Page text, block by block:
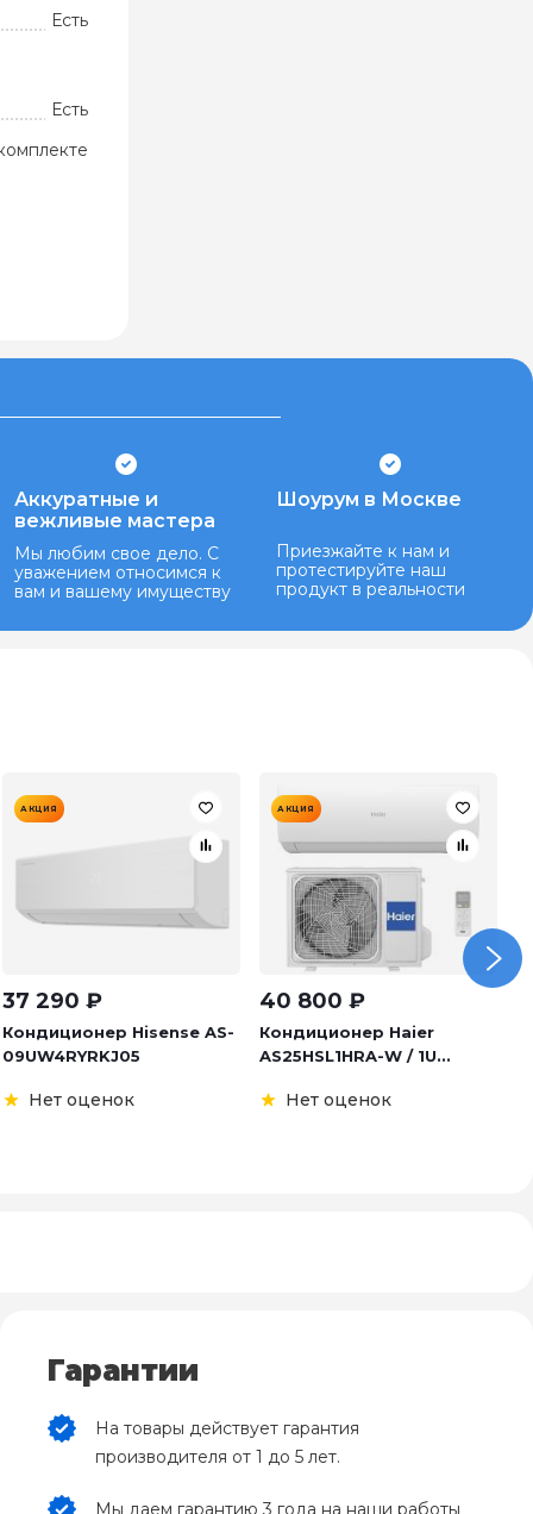
Есть
Есть
Аккуратные и
вежливые мастера
Мы любим свое дело. С
уважением относимся к
вам и вашему имуществу
Шоурум в Москве
Приезжайте к нам и
протестируйте наш
продукт в реальности
АКЦИЯ
37 290 ₽
Кондиционер Hisense AS-
09UW4RYRKJ05
Нет оценок
АКЦИЯ
40 800 ₽
Кондиционер Haier
AS25HSL1HRA-W / 1U...
Нет оценок
Гарантии
На товары действует гарантия
производителя от 1 до 5 лет.
Мы даем гарантию 3 года на наши работы